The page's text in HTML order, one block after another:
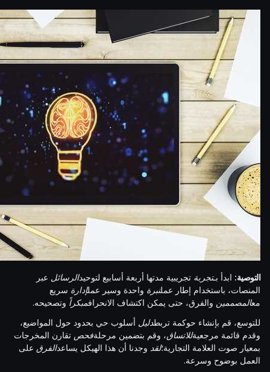
التوصية: ابدأ بـتجربة تجريبية مدتها أربعة أسابيع لتوحيدالرسائل عبر
المنصات، باستخدام إطار عملنبرة واحدة وسير عملإدارة سريع
معالمصممين والفرق، حتى يمكن اكتشاف الانحرافمبكراً وتصحيحه.
للتوسع، قم بإنشاء حوكمة تربطدليل أسلوب حي بحدود حول المواضيع،
وقدم قائمة مرجعيةللاتساق، وقم بتضمين مرحلةفحص تقارن المخرجات
بمعيار صوت العلامة التجارية؛لقد وجدنا أن هذا الهيكل يساعدالفرق على
العمل بوضوح وسرعة.